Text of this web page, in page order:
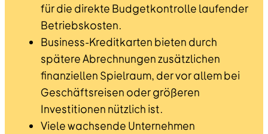
für die direkte Budgetkontrolle laufender
Betriebskosten.
Business-Kreditkarten bieten durch
spätere Abrechnungen zusätzlichen
finanziellen Spielraum, der vor allem bei
Geschäftsreisen oder größeren
Investitionen nützlich ist.
Viele wachsende Unternehmen